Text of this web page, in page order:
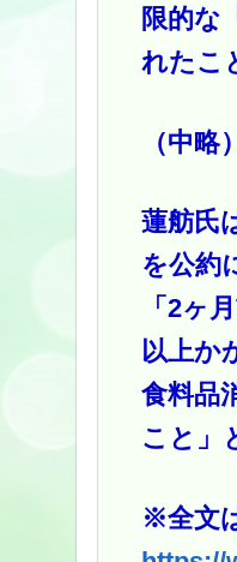
限的な
れたこ
（中略）
蓮舫氏
を公約
「2ヶ
以上か
食料品
こと」
※全文